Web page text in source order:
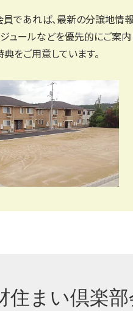
であれば、最新の分譲地情報
ュールなどを優先的にご案内
をご用意しています。
住まい倶楽部